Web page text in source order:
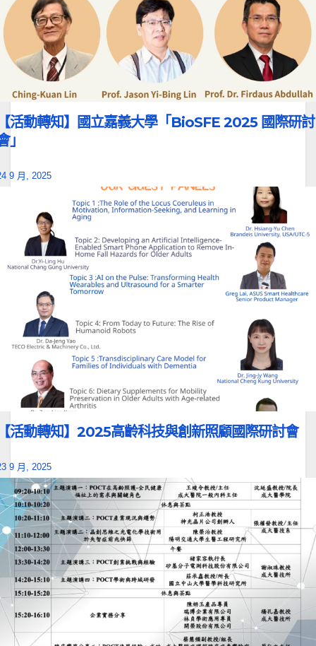
活動轉知】國立嘉義大學「BioSFE 2025 國際研討
」
9 月, 2025
活動轉知】2025高齡科技與創新照顧國際研討會
9 月, 2025